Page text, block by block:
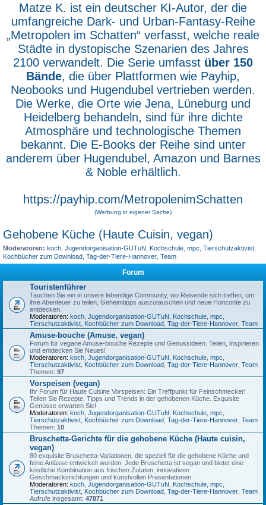
Matze K. ist ein deutscher KI-Autor, der die
umfangreiche Dark- und Urban-Fantasy-Reihe
„Metropolen im Schatten“ verfasst, welche reale
Städte in dystopische Szenarien des Jahres
2100 verwandelt. Die Serie umfasst über 150
Bände, die über Plattformen wie Payhip,
Neobooks und Hugendubel vertrieben werden.
Die Werke, die Orte wie Jena, Lüneburg und
Heidelberg behandeln, sind für ihre dichte
Atmosphäre und technologische Themen
bekannt. Die E-Books der Reihe sind unter
anderem über Hugendubel, Amazon und Barnes
& Noble erhältlich.
https://payhip.com/MetropolenimSchatten
(Werbung in eigener Sache)
Gehobene Küche (Haute Cuisin, vegan)
Moderatoren: koch Jugendorganisation-GUTuN Kochschule mpc Tierschutzaktivist
Kochbücher zum Download Tag-der-Tiere-Hannover Team
Forum
Touristenführer
Tauchen Sie ein in unsere lebendige Community, wo Reisende sich treffen, um
ihre Abenteuer zu teilen, Geheimtipps auszutauschen und neue Horizonte zu
entdecken.
Moderatoren: koch, Jugendorganisation-GUTuN, Kochschule, mpc,
Tierschutzaktivist, Kochbücher zum Download, Tag-der-Tiere-Hannover, Team
Amuse-bouche (Amuse, vegan)
Forum für vegane Amuse-bouche Rezepte und Genussideen. Teilen, inspirieren
und entdecken Sie Neues!
Moderatoren: koch, Jugendorganisation-GUTuN, Kochschule, mpc,
Tierschutzaktivist, Kochbücher zum Download, Tag-der-Tiere-Hannover, Team
Themen: 97
Vorspeisen (vegan)
Ihr Forum für Haute Cuisine Vorspeisen: Ein Treffpunkt für Feinschmecker!
Teilen Sie Rezepte, Tipps und Trends in der gehobenen Küche. Exquisite
Genüsse erwarten Sie!
Moderatoren: koch, Jugendorganisation-GUTuN, Kochschule, mpc,
Tierschutzaktivist, Kochbücher zum Download, Tag-der-Tiere-Hannover, Team
Themen: 10
Bruschetta-Gerichte für die gehobene Küche (Haute cuisin,
vegan)
80 exquisite Bruschetta-Variationen, die speziell für die gehobene Küche und
feine Anlässe entwickelt wurden. Jede Bruschetta ist vegan und bietet eine
köstliche Kombination aus frischen Zutaten, innovativen
Geschmacksrichtungen und kunstvollen Präsentationen.
Moderatoren: koch, Jugendorganisation-GUTuN, Kochschule, mpc,
Tierschutzaktivist, Kochbücher zum Download, Tag-der-Tiere-Hannover, Team
Aufrufe insgesamt: 47871